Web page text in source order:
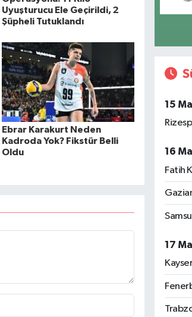
Uyuşturucu Ele Geçirildi, 2
Şüpheli Tutuklandı
Ebrar Karakurt Neden
Kadroda Yok? Fikstür Belli
Oldu
15
16
Fatih
17